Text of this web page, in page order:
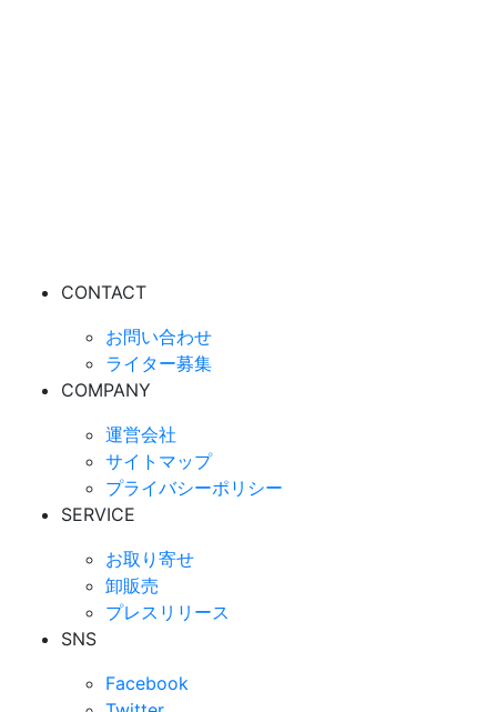
CONTACT
お問い合わせ
ライター募集
COMPANY
運営会社
サイトマップ
プライバシーポリシー
SERVICE
お取り寄せ
卸販売
プレスリリース
SNS
Facebook